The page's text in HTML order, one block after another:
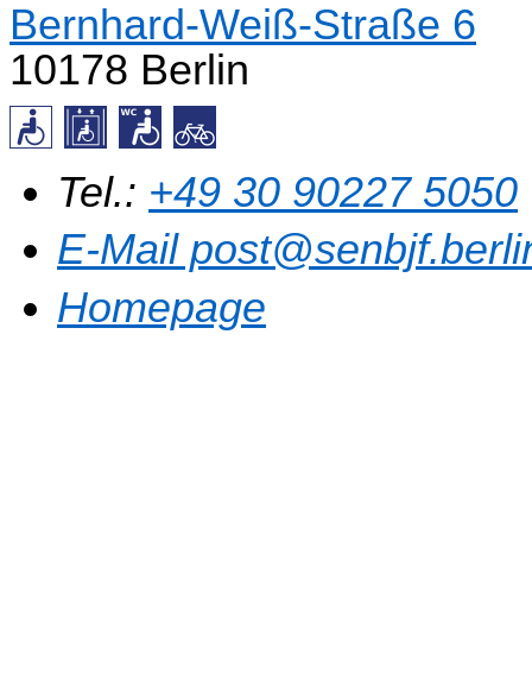
Bernhard-Weiß-Straße 6
10178 Berlin
Tel.: +49 30 90227 5050
E-Mail
Homepage